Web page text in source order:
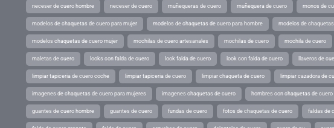
neceser de cuero hombre neceser de cuero muñequeras de cuero muñequera de cuero monos de
modelos de chaquetas de cuero para mujer modelos de chaquetas de cuero para hombre modelos de
modelos chaquetas de cuero mujer mochilas de cuero artesanales mochilas de cuero mochila de cuero
maletas de cuero looks con falda de cuero look falda de cuero look con falda de cuero llaveros de
limpiar tapiceria de cuero coche limpiar tapiceria de cuero limpiar chaqueta de cuero limpiar cazadora de
imagenes de chaquetas de cuero para mujeres imagenes chaquetas de cuero hombres con chaquetas de cuero
guantes de cuero hombre guantes de cuero fundas de cuero fotos de chaquetas de cuero faldas de